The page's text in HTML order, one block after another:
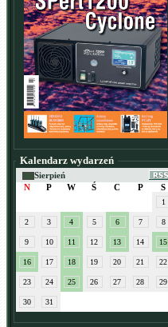
Kalendarz wydarzeń
Sierpień
N
P W Ś C P S
1
2 3 4 5 6 7 8
9 10 11 12 13 14 15
16 17 18 19 20 21 22
23 24 25 26 27 28 29
30 31